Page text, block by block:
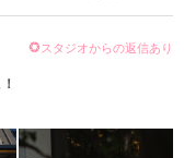
スタジオからの返信あり